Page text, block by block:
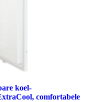
koel-
comfortabele